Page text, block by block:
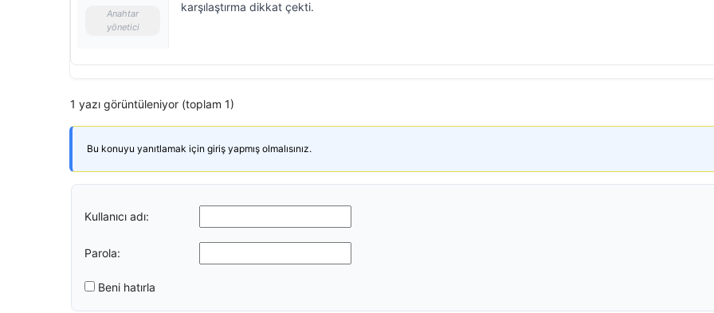
Anahtar
yönetici
karşılaştırma dikkat çekti.
1 yazı görüntüleniyor (toplam 1)
Bu konuyu yanıtlamak için giriş yapmış olmalısınız.
Kullanıcı adı:
Parola:
Beni hatırla